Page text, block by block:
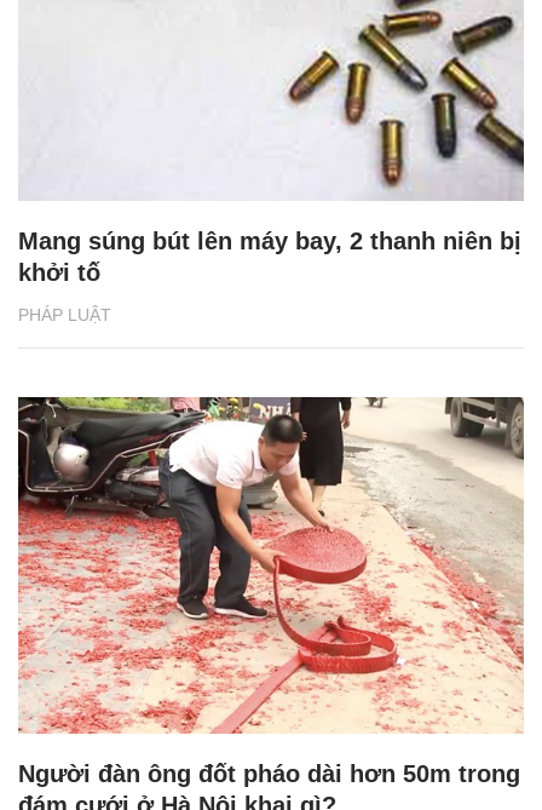
PHÁP LUẬT
Mang súng bút lên máy bay, 2 thanh niên bị
khởi tố
Người đàn ông đốt pháo dài hơn 50m trong